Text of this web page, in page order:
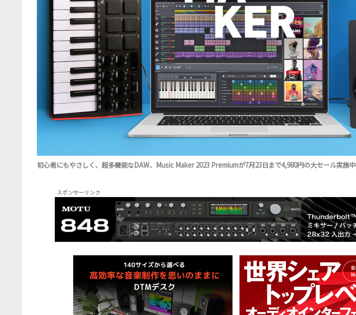
初心者にもやさしく、超多機能なDAW、Music Maker 2023 Premiumが7月23日まで4,980円の大セール実施中
スポンサーリンク